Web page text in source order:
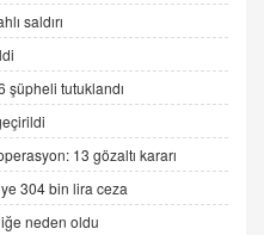
Yüzüne Vurulan Şamar:
"Beraber Yürüyoruz"
saldırı
şüpheli tutuklandı
13 gözaltı kararı
304 bin lira ceza
neden oldu